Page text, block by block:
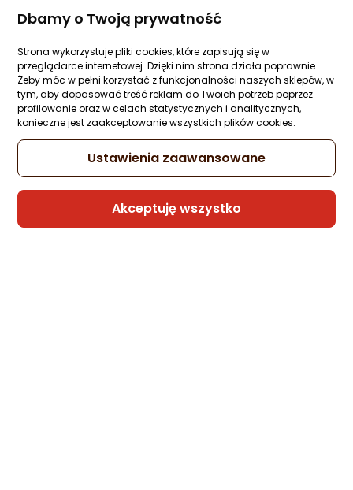
Dbamy o Twoją prywatność
Strona wykorzystuje pliki cookies, które zapisują się w
przeglądarce internetowej. Dzięki nim strona działa poprawnie.
Żeby móc w pełni korzystać z funkcjonalności naszych sklepów, w
tym, aby dopasować treść reklam do Twoich potrzeb poprzez
profilowanie oraz w celach statystycznych i analitycznych,
konieczne jest zaakceptowanie wszystkich plików cookies.
Ustawienia zaawansowane
Akceptuję wszystko